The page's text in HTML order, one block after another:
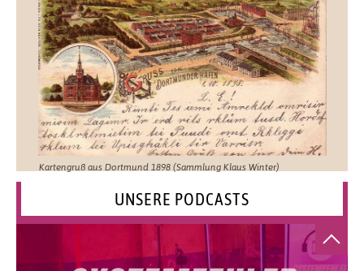
Kartengruß aus Dortmund 1898 (Sammlung Klaus Winter)
UNSERE PODCASTS